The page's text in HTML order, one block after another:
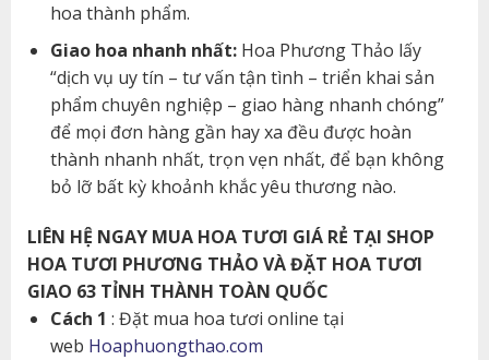
hoa thành phẩm.
Giao hoa nhanh nhất:Hoa Phương Thảo lấy
“dịch vụ uy tín – tư vấn tận tình – triển khai sản
phẩm chuyên nghiệp – giao hàng nhanh chóng”
để mọi đơn hàng gần hay xa đều được hoàn
thành nhanh nhất, trọn vẹn nhất, để bạn không
bỏ lỡ bất kỳ khoảnh khắc yêu thương nào.
LIÊN HỆ NGAY MUA HOA TƯƠI GIÁ RẺ TẠI SHOP
HOA TƯƠI PHƯƠNG THẢO VÀ ĐẶT HOA TƯƠI
GIAO 63 TỈNH THÀNH TOÀN QUỐC
Cách 1 : Đặt mua hoa tươi online tại
web Hoaphuongthao.com